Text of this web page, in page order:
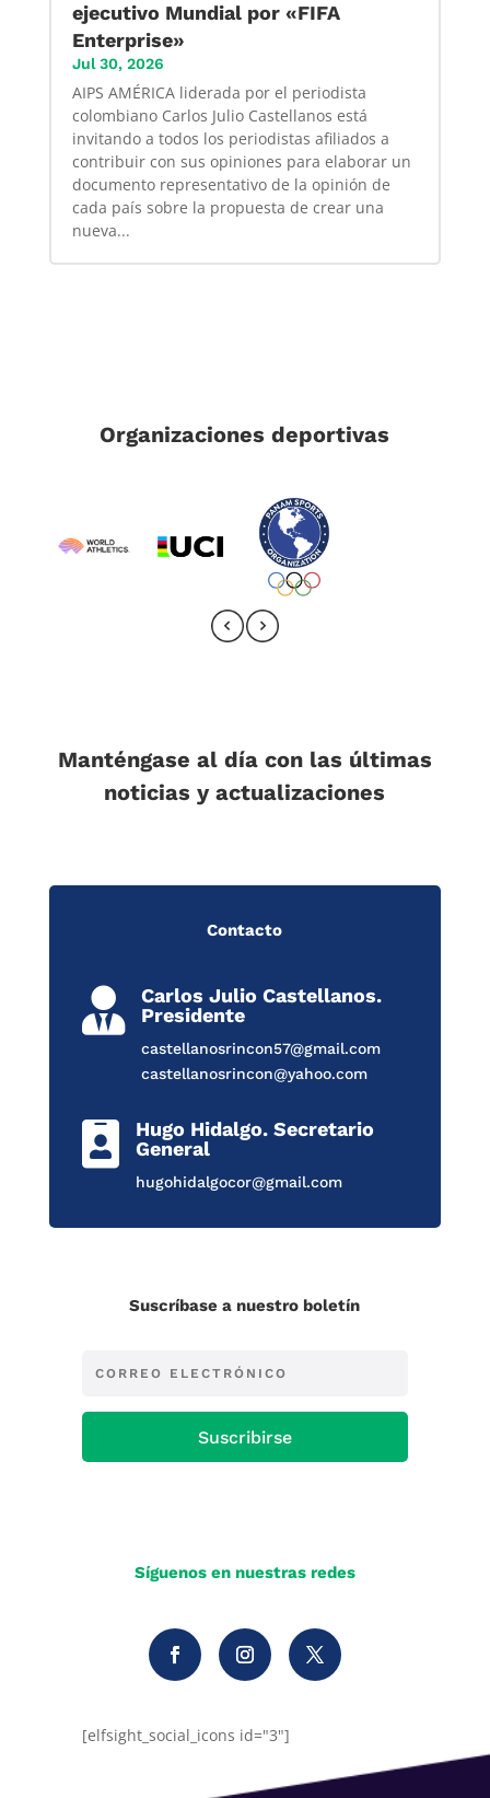
ejecutivo Mundial por «FIFA
Enterprise»
Jul 30, 2026
AIPS AMÉRICA liderada por el periodista
colombiano Carlos Julio Castellanos está
invitando a todos los periodistas afiliados a
contribuir con sus opiniones para elaborar un
documento representativo de la opinión de
cada país sobre la propuesta de crear una
nueva...
Organizaciones deportivas
Manténgase al día con las últimas
noticias y actualizaciones
Contacto

Carlos Julio Castellanos.
Presidente
castellanosrincon57@gmail.com
castellanosrincon@yahoo.com

Hugo Hidalgo. Secretario
General
hugohidalgocor@gmail.com
Suscríbase a nuestro boletín
Suscribirse
Síguenos en nuestras redes
[elfsight_social_icons id="3"]